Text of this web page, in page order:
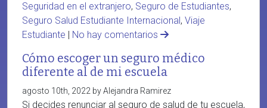
Seguridad en el extranjero, Seguro de Estudiantes,
Seguro Salud Estudiante Internacional, Viaje
Estudiante | No hay comentarios
Cómo escoger un seguro médico
diferente al de mi escuela
agosto 10th, 2022 by Alejandra Ramirez
Si decides renunciar al seguro de salud de tu escuela,